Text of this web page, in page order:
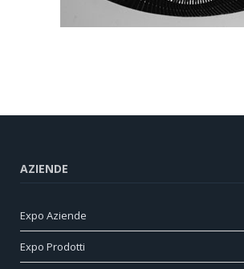
AZIENDE
Expo Aziende
Expo Prodotti